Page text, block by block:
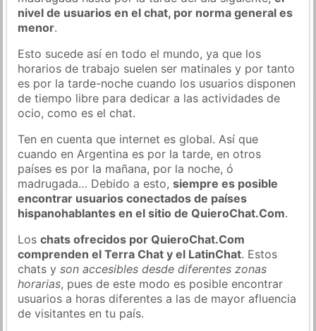
nivel de usuarios en el chat, por norma general es
menor.
Esto sucede así en todo el mundo, ya que los
horarios de trabajo suelen ser matinales y por tanto
es por la tarde-noche cuando los usuarios disponen
de tiempo libre para dedicar a las actividades de
ocio, como es el chat.
Ten en cuenta que internet es global. Así que
cuando en Argentina es por la tarde, en otros
países es por la mañana, por la noche, ó
madrugada… Debido a esto,siempre es posible
encontrar usuarios conectados de países
hispanohablantes en el sitio de QuieroChat.Com.
Loschats ofrecidos por QuieroChat.Com
comprenden el Terra Chat y el LatinChat. Estos
chats yson accesibles desde diferentes zonas
horarias, pues de este modo es posible encontrar
usuarios a horas diferentes a las de mayor afluencia
de visitantes en tu país.